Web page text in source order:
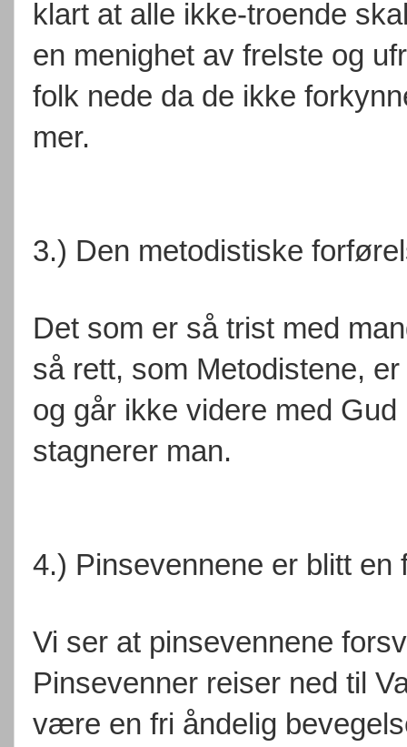
klart at alle ikke-troende
en menighet av frelste og
folk nede da de ikke
mer.
3.) Den metodistiske
Det som er så trist med
så rett, som Metodistene,
og går ikke videre med
stagnerer man.
4.) Pinsevennene er blitt en
Vi ser at pinsevennene
Pinsevenner reiser ned til
være en fri åndelig